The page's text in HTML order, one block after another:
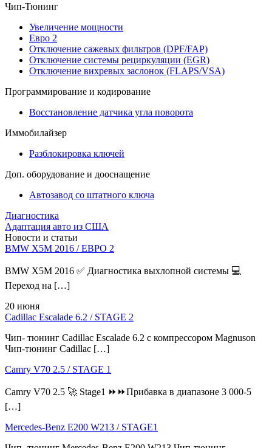
Чип-Тюнинг
Увеличение мощности
Евро 2
Отключение сажевых фильтров (DPF/FAP)
Отключение системы рециркуляции (EGR)
Отключение вихревых заслонок (FLAPS/VSA)
Программирование и кодирование
Восстановление датчика угла поворота
Иммобилайзер
Разблокировка ключей
Доп. оборудование и дооснащение
Автозавод со штатного ключа
Диагностика
Адаптация авто из США
Новости и статьи
BMW X5M 2016 / ЕВРО 2
BMW X5M 2016 ✅ Диагностика выхлопной системы 💻
Переход на […]
20 июня
Cadillac Escalade 6.2 / STAGE 2
Чип- тюнинг Cadillac Escalade 6.2 с компрессором Magnuson
Чип-тюнинг Cadillac […]
Camry V70 2.5 / STAGE 1
Camry V70 2.5 🚀 Stage1 ⏩⏩Прибавка в диапазоне 3 000-5
[…]
Mercedes-Benz E200 W213 / STAGE1